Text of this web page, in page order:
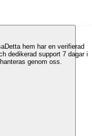
Detta hem har en verifierad
dedikerad support 7 dagar i
genom oss.